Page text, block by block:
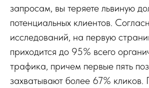
запросам, вы теряете львиную
потенциальных клиентов.
исследований, на первую
приходится до 95% всего
трафика, причем первые пять
захватывают более 67% кликов.